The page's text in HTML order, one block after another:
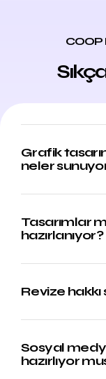
COOP
Grafik
neler
Tasarımlar
hazırlanıyor?
Revize
Sosyal
hazırlıyor